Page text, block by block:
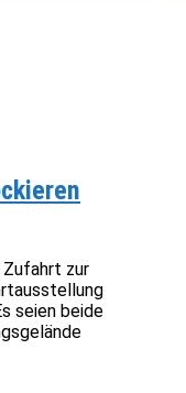
zur
seien beide